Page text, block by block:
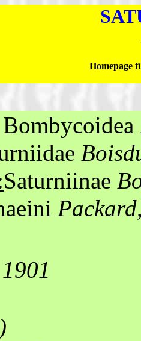
Homepage
Bombycoidea
Saturniinae